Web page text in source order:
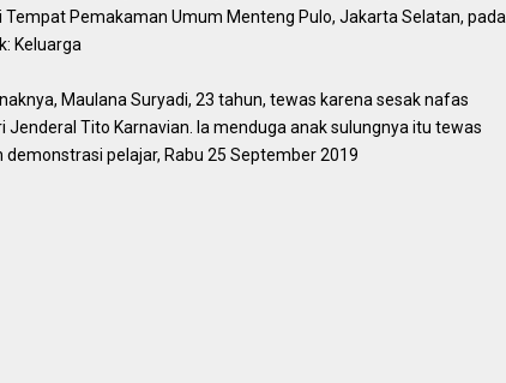
Pemakaman Umum Menteng Pulo, Jakarta Selatan, pada
Keluarga
Maulana Suryadi, 23 tahun, tewas karena sesak nafas
Jenderal Tito Karnavian. Ia menduga anak sulungnya itu tewas
pelajar, Rabu 25 September 2019